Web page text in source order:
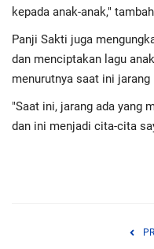
kepada anak-anak,"
Panji Sakti juga
dan menciptakan lagu
menurutnya saat ini
"Saat ini, jarang ada yang
dan ini menjadi cita-cita